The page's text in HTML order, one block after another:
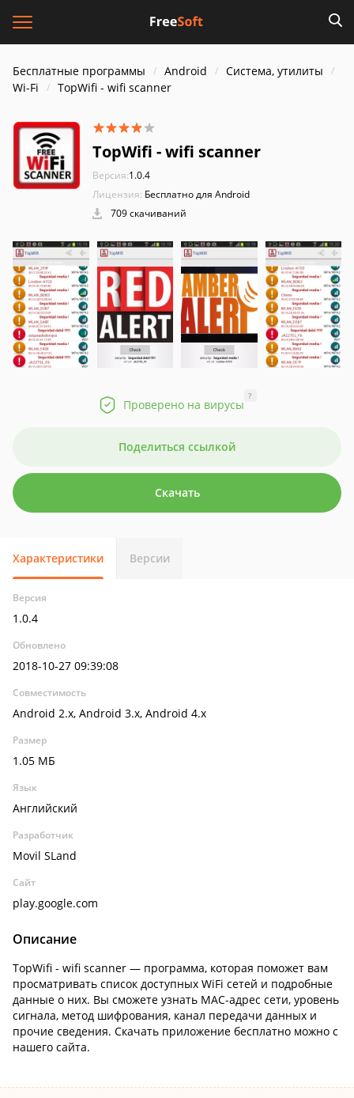
Бесплатные программы Android
Система, утилиты
Wi-Fi
TopWifi - wifi scanner
TopWifi - wifi scanner
Версия:1.0.4
Лицензия: Бесплатно для Android
709 скачиваний
Проверено на вирусы
?
Поделиться ссылкой
Скачать
Характеристики Версии
Версия
1.0.4
Обновлено
2018-10-27 09:39:08
Совместимость
Android 2.x, Android 3.x, Android 4.x
Размер
1.05 МБ
Язык
Английский
Разработчик
Movil SLand
Сайт
play.google.com
Описание
TopWifi - wifi scanner — программа, которая поможет вам
просматривать список доступных WiFi сетей и подробные
данные о них. Вы сможете узнать MAC-адрес сети, уровень
сигнала, метод шифрования, канал передачи данных и
прочие сведения. Скачать приложение бесплатно можно с
нашего сайта.